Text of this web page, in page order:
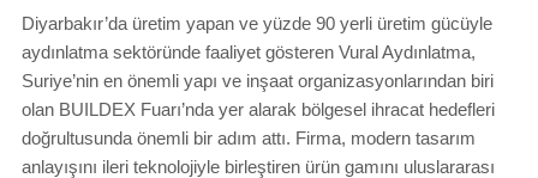
Diyarbakır’da üretim yapan ve yüzde 90 yerli üretim gücüyle
aydınlatma sektöründe faaliyet gösteren Vural Aydınlatma,
Suriye’nin en önemli yapı ve inşaat organizasyonlarından biri
olan BUILDEX Fuarı’nda yer alarak bölgesel ihracat hedefleri
doğrultusunda önemli bir adım attı. Firma, modern tasarım
anlayışını ileri teknolojiyle birleştiren ürün gamını uluslararası